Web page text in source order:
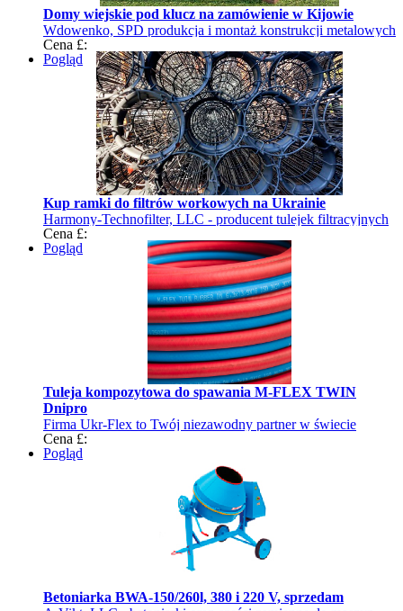
Domy wiejskie pod klucz na zamówienie w Kijowie
Wdowenko, SPD produkcja i montaż konstrukcji metalowych
Cena £:
Pogląd
Kup ramki do filtrów workowych na Ukrainie
Harmony-Technofilter, LLC - producent tulejek filtracyjnych
Cena £:
Pogląd
Tuleja kompozytowa do spawania M-FLEX TWIN
Dnipro
Firma Ukr-Flex to Twój niezawodny partner w świecie
tulejek i węży
Cena £:
Pogląd
Betoniarka BWA-150/260l, 380 i 220 V, sprzedam